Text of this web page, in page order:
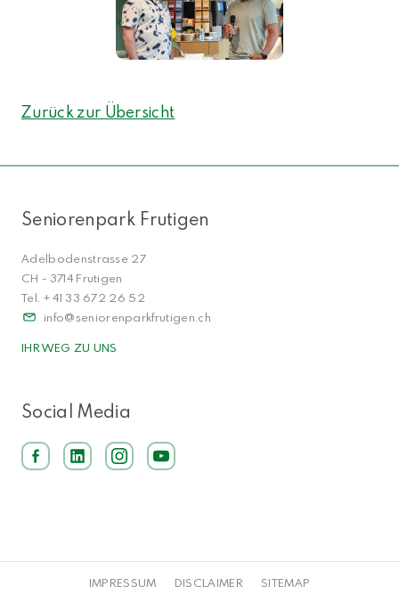
Zurück zur Übersicht
Seniorenpark Frutigen
Adelbodenstrasse 27
CH - 3714 Frutigen
Tel. + 41 33 672 26 52
info
seniorenparkfrutigen.ch
IHR WEG ZU UNS
Social Media
IMPRESSUM DISCLAIMER SITEMAP